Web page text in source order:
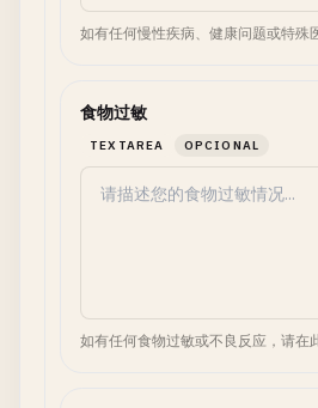
如有任何慢性疾病、健康问题或特殊
食物过敏
TEXTAREA OPCIONAL
如有任何食物过敏或不良反应，请在